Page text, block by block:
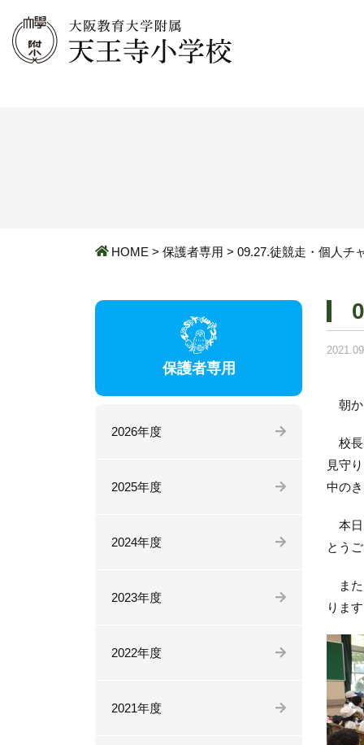
HOME > 保護者専用 > 09.27.徒競走・個人チ
朝か
校長
見守
中の
本日
とう
また
りま
保護者専用
2026年度
2025年度
2024年度
2023年度
2022年度
2021年度